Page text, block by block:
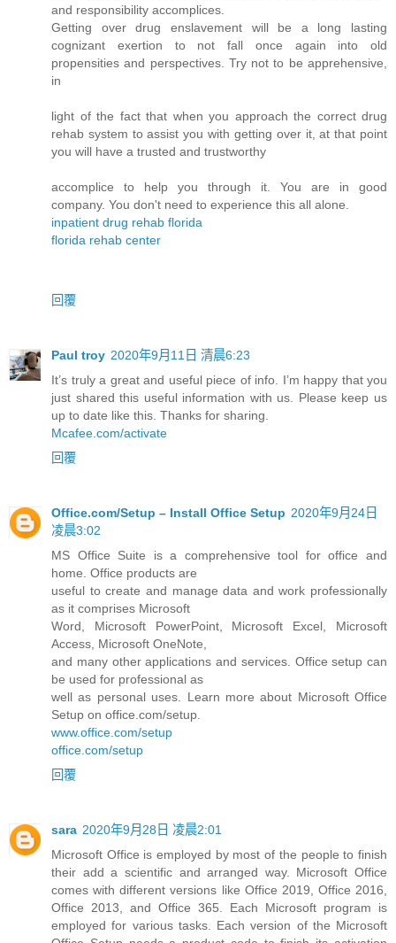
and responsibility accomplices.
Getting over drug enslavement will be a long lasting
cognizant exertion to not fall once again into old
propensities and perspectives. Try not to be apprehensive,
in
light of the fact that when you approach the correct drug
rehab system to assist you with getting over it, at that point
you will have a trusted and trustworthy
accomplice to help you through it. You are in good
company. You don't need to experience this all alone.
inpatient drug rehab florida
florida rehab center
回覆
Paul troy 2020年9月11日 清晨6:23
It’s truly a great and useful piece of info. I’m happy that you
just shared this useful information with us. Please keep us
up to date like this. Thanks for sharing.
Mcafee.com/activate
回覆
Office.com/Setup – Install Office Setup 2020年9月24日
凌晨3:02
MS Office Suite is a comprehensive tool for office and
home. Office products are
useful to create and manage data and work professionally
as it comprises Microsoft
Word, Microsoft PowerPoint, Microsoft Excel, Microsoft
Access, Microsoft OneNote,
and many other applications and services. Office setup can
be used for professional as
well as personal uses. Learn more about Microsoft Office
Setup on office.com/setup.
www.office.com/setup
office.com/setup
回覆
sara 2020年9月28日 凌晨2:01
Microsoft Office is employed by most of the people to finish
their add a scientific and arranged way. Microsoft Office
comes with different versions like Office 2019, Office 2016,
Office 2013, and Office 365. Each Microsoft program is
employed for various tasks. Each version of the Microsoft